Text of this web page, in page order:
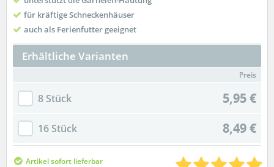
für kräftige Schneckenhäuser
auch als Ferienfutter geeignet
Erhältliche Varianten
Preis
8 Stück 5,95 €
16 Stück 8,49 €
Artikel sofort lieferbar